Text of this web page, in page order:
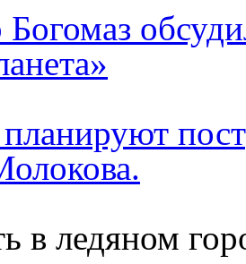
Богомаз
в ледяном